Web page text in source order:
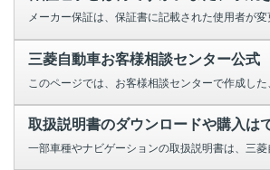
三菱自動車お客様相談センター公
取扱説明書のダウンロードや購入は